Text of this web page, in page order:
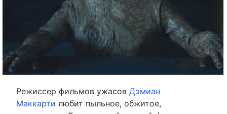
Режиссер фильмов ужасов Дэмиан
Маккарти любит пыльное, обжитое,